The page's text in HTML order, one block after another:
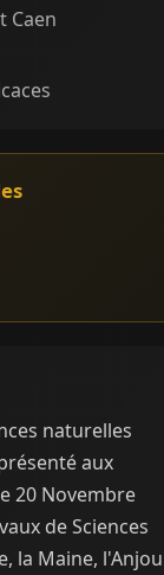
Caen
naturelles
aux
20 Novembre
de Sciences
la Maine, l'Anjou